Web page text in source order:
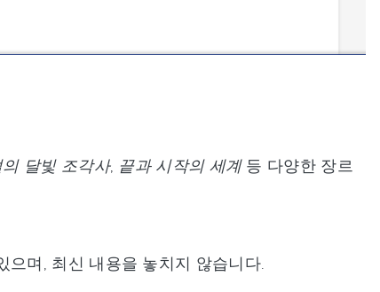
의 달빛 조각사, 끝과 시작의 세계등 다양한 장르
며, 최신 내용을 놓치지 않습니다.